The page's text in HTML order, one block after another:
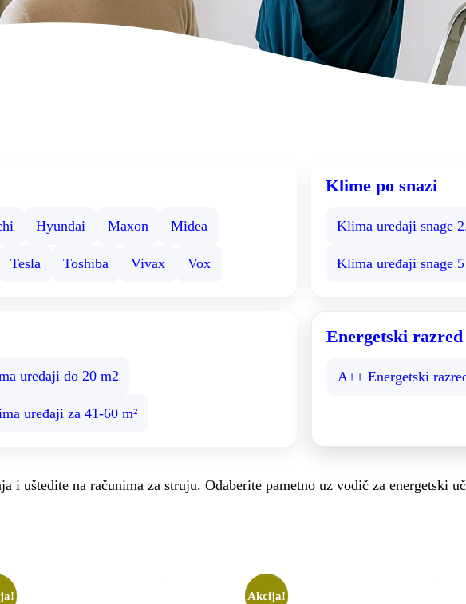
Hyundai Maxon Midea
Tesla Toshiba Vivax Vox
Klime po snazi
Klima uređaji snage
Klima uređaji snage
uređaji do 20 m2
uređaji za 41-60 m²
Energetski razred
A++ Energetski
i uštedite na računima za struju. Odaberite pametno uz vodič za energetski
Akcija!